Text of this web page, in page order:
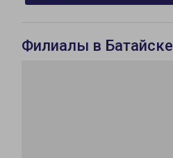
Филиалы в Батайске